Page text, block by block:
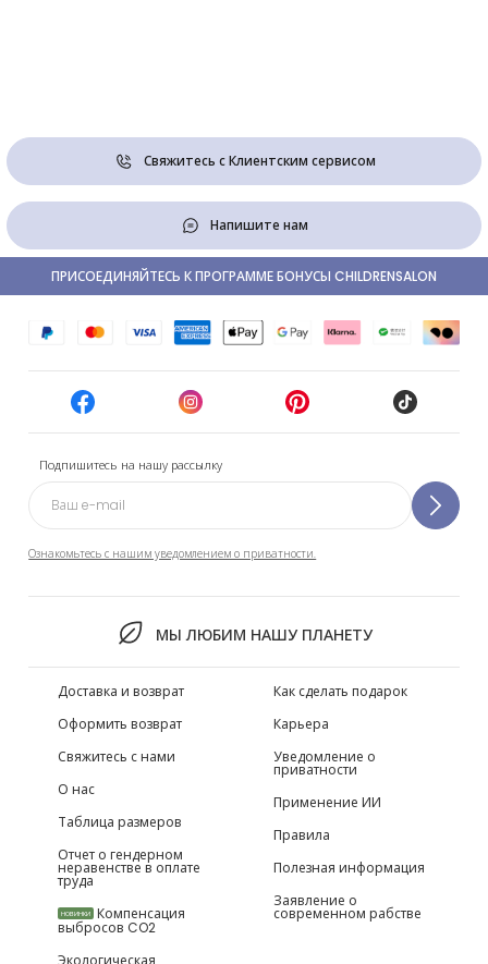
Свяжитесь с Клиентским сервисом
Напишите нам
Подпишитесь на нашу рассылку
Ознакомьтесь с нашим уведомлением о приватности.
МЫ ЛЮБИМ НАШУ ПЛАНЕТУ
ПРИСОЕДИНЯЙТЕСЬ К ПРОГРАММЕ БОНУСЫ CHILDRENSALON
Доставка и возврат
Оформить возврат
Свяжитесь с нами
О нас
Таблица размеров
Отчет о гендерном
неравенстве в оплате
труда
НОВИНКИ Компенсация
выбросов CO2
Экологическая
Как сделать подарок
Карьера
Уведомление о
приватности
Применение ИИ
Правила
Полезная информация
Заявление о
современном рабстве